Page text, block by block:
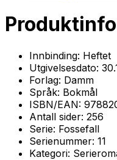
Innbinding: Heftet
Utgivelsesdato:
Forlag: Damm
Språk: Bokmål
ISBN/EAN:
Antall sider: 256
Serie: Fossefall
Serienummer: 11
Kategori: